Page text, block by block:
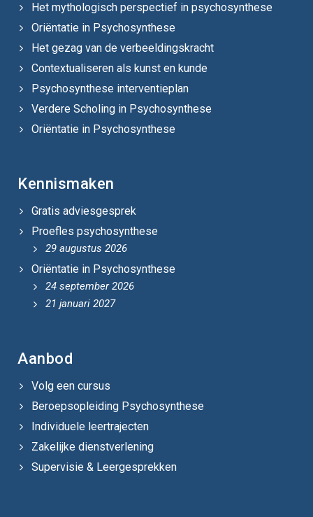
Het mythologisch perspectief in psychosynthese
Oriëntatie in Psychosynthese
Het gezag van de verbeeldingskracht
Contextualiseren als kunst en kunde
Psychosynthese interventieplan
Verdere Scholing in Psychosynthese
Oriëntatie in Psychosynthese
Kennismaken
Gratis adviesgesprek
Proefles psychosynthese
29 augustus 2026
Oriëntatie in Psychosynthese
24 september 2026
21 januari 2027
Aanbod
Volg een cursus
Beroepsopleiding Psychosynthese
Individuele leertrajecten
Zakelijke dienstverlening
Supervisie & Leergesprekken